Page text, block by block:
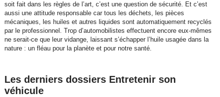
soit fait dans les règles de l’art, c’est une question de sécurité. Et c’est
aussi une attitude responsable car tous les déchets, les pièces
mécaniques, les huiles et autres liquides sont automatiquement recyclés
par le professionnel. Trop d’automobilistes effectuent encore eux-mêmes
ne serait-ce que leur vidange, laissant s’échapper l’huile usagée dans la
nature : un fléau pour la planète et pour notre santé.
Les derniers dossiers Entretenir son
véhicule